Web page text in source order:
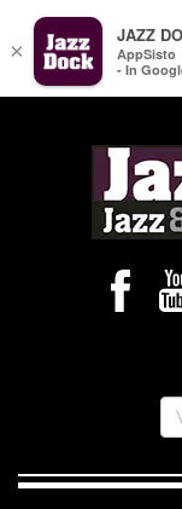
×
JAZZ
AppSisto
- In